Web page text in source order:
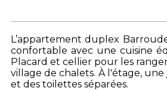
L’appartement duplex
confortable avec une cuisine
Placard et cellier pour les
village de chalets. À l'étage,
et des toilettes séparées.